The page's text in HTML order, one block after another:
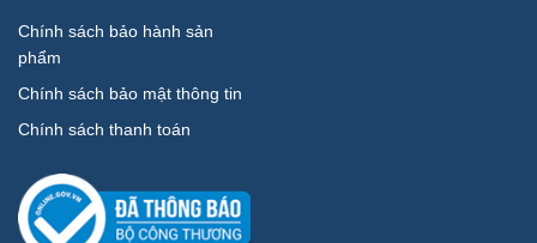
Chính sách bảo hành sản
phẩm
Chính sách bảo mật thông tin
Chính sách thanh toán